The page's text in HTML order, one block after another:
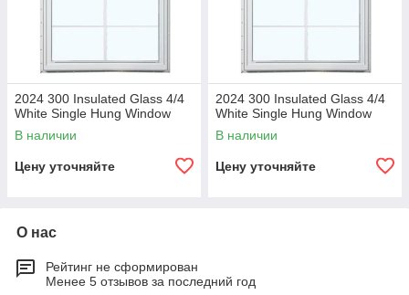
2024 300 Insulated Glass 4/4
White Single Hung Window
В наличии
Цену уточняйте
2024 300 Insulated Glass 4/4
White Single Hung Window
В наличии
Цену уточняйте
О нас
Рейтинг не сформирован
Менее 5 отзывов за последний год